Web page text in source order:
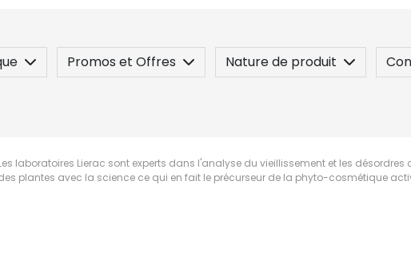
Promos et Offres Nature de produit
laboratoires Lierac sont experts dans l'analyse du vieillissement et les
plantes avec la science ce qui en fait le précurseur de la phyto-cosmétique